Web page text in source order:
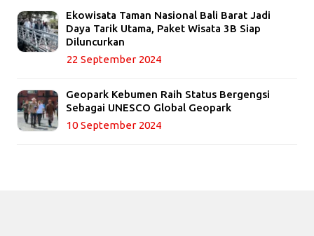
Ekowisata Taman Nasional Bali Barat Jadi
Daya Tarik Utama, Paket Wisata 3B Siap
Diluncurkan
22 September 2024
Geopark Kebumen Raih Status Bergengsi
Sebagai UNESCO Global Geopark
10 September 2024